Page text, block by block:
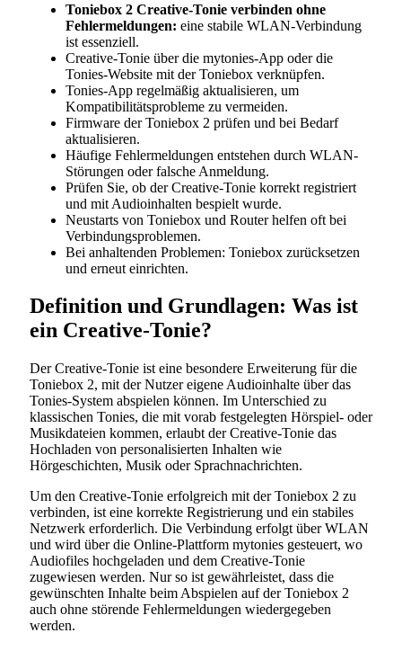
Toniebox 2 Creative-Tonie verbinden ohne
Fehlermeldungen: eine stabile WLAN-Verbindung
ist essenziell.
Creative-Tonie über die mytonies-App oder die
Tonies-Website mit der Toniebox verknüpfen.
Tonies-App regelmäßig aktualisieren, um
Kompatibilitätsprobleme zu vermeiden.
Firmware der Toniebox 2 prüfen und bei Bedarf
aktualisieren.
Häufige Fehlermeldungen entstehen durch WLAN-
Störungen oder falsche Anmeldung.
Prüfen Sie, ob der Creative-Tonie korrekt registriert
und mit Audioinhalten bespielt wurde.
Neustarts von Toniebox und Router helfen oft bei
Verbindungsproblemen.
Bei anhaltenden Problemen: Toniebox zurücksetzen
und erneut einrichten.
Definition und Grundlagen: Was ist
ein Creative-Tonie?
Der Creative-Tonie ist eine besondere Erweiterung für die
Toniebox 2, mit der Nutzer eigene Audioinhalte über das
Tonies-System abspielen können. Im Unterschied zu
klassischen Tonies, die mit vorab festgelegten Hörspiel- oder
Musikdateien kommen, erlaubt der Creative-Tonie das
Hochladen von personalisierten Inhalten wie
Hörgeschichten, Musik oder Sprachnachrichten.
Um den Creative-Tonie erfolgreich mit der Toniebox 2 zu
verbinden, ist eine korrekte Registrierung und ein stabiles
Netzwerk erforderlich. Die Verbindung erfolgt über WLAN
und wird über die Online-Plattform mytonies gesteuert, wo
Audiofiles hochgeladen und dem Creative-Tonie
zugewiesen werden. Nur so ist gewährleistet, dass die
gewünschten Inhalte beim Abspielen auf der Toniebox 2
auch ohne störende Fehlermeldungen wiedergegeben
werden.